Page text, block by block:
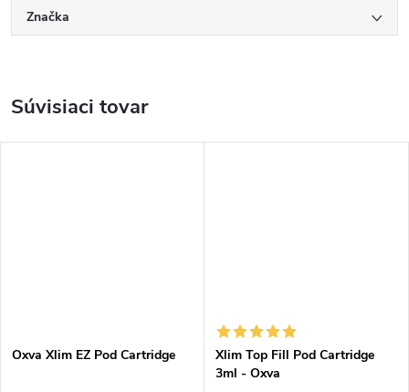
Značka
Súvisiaci tovar
Oxva Xlim EZ Pod Cartridge
Xlim Top Fill Pod Cartridge
3ml - Oxva